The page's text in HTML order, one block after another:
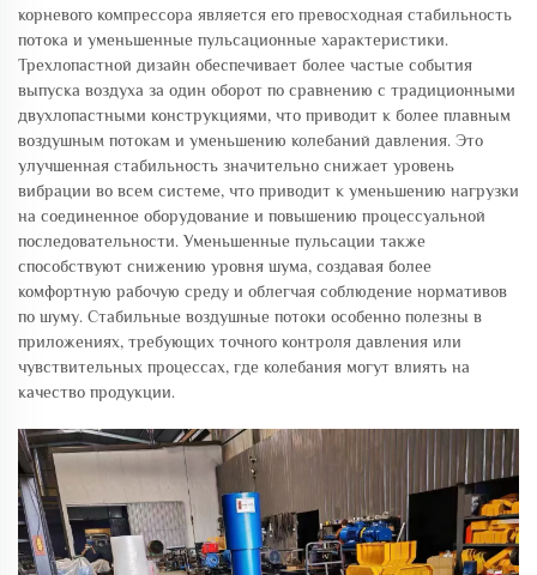
корневого компрессора является его превосходная стабильность
потока и уменьшенные пульсационные характеристики.
Трехлопастной дизайн обеспечивает более частые события
выпуска воздуха за один оборот по сравнению с традиционными
двухлопастными конструкциями, что приводит к более плавным
воздушным потокам и уменьшению колебаний давления. Это
улучшенная стабильность значительно снижает уровень
вибрации во всем системе, что приводит к уменьшению нагрузки
на соединенное оборудование и повышению процессуальной
последовательности. Уменьшенные пульсации также
способствуют снижению уровня шума, создавая более
комфортную рабочую среду и облегчая соблюдение нормативов
по шуму. Стабильные воздушные потоки особенно полезны в
приложениях, требующих точного контроля давления или
чувствительных процессах, где колебания могут влиять на
качество продукции.